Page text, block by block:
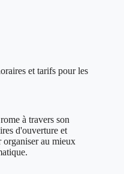
et tarifs pour les